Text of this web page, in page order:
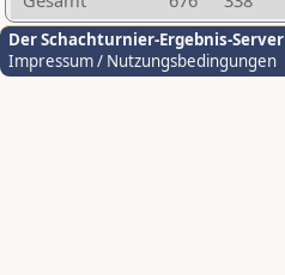
Der Schachturnier-Ergebnis-Server
Impressum / Nutzungsbedingungen